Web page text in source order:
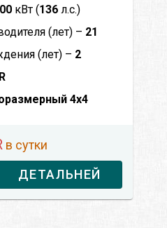
кВт (136 л.с.)
(лет) – 21
(лет) – 2
4x4
в сутки
ДЕТАЛЬНЕЙ